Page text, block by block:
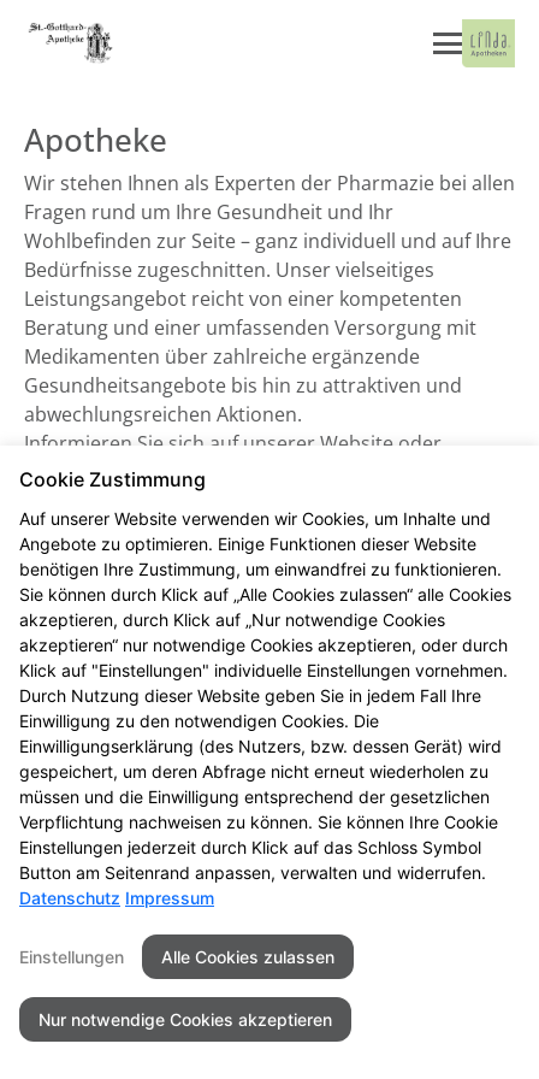
Apotheke
Wir stehen Ihnen als Experten der Pharmazie bei allen
Fragen rund um Ihre Gesundheit und Ihr
Wohlbefinden zur Seite – ganz individuell und auf Ihre
Bedürfnisse zugeschnitten. Unser vielseitiges
Leistungsangebot reicht von einer kompetenten
Beratung und einer umfassenden Versorgung mit
Medikamenten über zahlreiche ergänzende
Gesundheitsangebote bis hin zu attraktiven und
abwechlungsreichen Aktionen.
Informieren Sie sich auf unserer Website oder
besuchen Sie uns direkt vor Ort. Wir freuen uns auf
Seitenübersicht Kontakt
Impressum
Datenschutz
© 2026 St.-Gotthard-Apotheke
Cookie Zustimmung
Auf unserer Website verwenden wir Cookies, um Inhalte und
Angebote zu optimieren. Einige Funktionen dieser Website
benötigen Ihre Zustimmung, um einwandfrei zu funktionieren.
Sie können durch Klick auf „Alle Cookies zulassen“ alle Cookies
akzeptieren, durch Klick auf „Nur notwendige Cookies
akzeptieren“ nur notwendige Cookies akzeptieren, oder durch
Klick auf "Einstellungen" individuelle Einstellungen vornehmen.
Durch Nutzung dieser Website geben Sie in jedem Fall Ihre
Einwilligung zu den notwendigen Cookies. Die
Einwilligungserklärung (des Nutzers, bzw. dessen Gerät) wird
gespeichert, um deren Abfrage nicht erneut wiederholen zu
müssen und die Einwilligung entsprechend der gesetzlichen
Verpflichtung nachweisen zu können. Sie können Ihre Cookie
Einstellungen jederzeit durch Klick auf das Schloss Symbol
Button am Seitenrand anpassen, verwalten und widerrufen.
Datenschutz Impressum
Einstellungen Alle Cookies zulassen
Nur notwendige Cookies akzeptieren